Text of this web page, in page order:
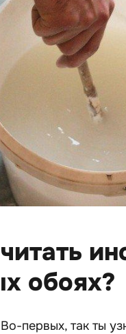
обоях?
первых, так ты